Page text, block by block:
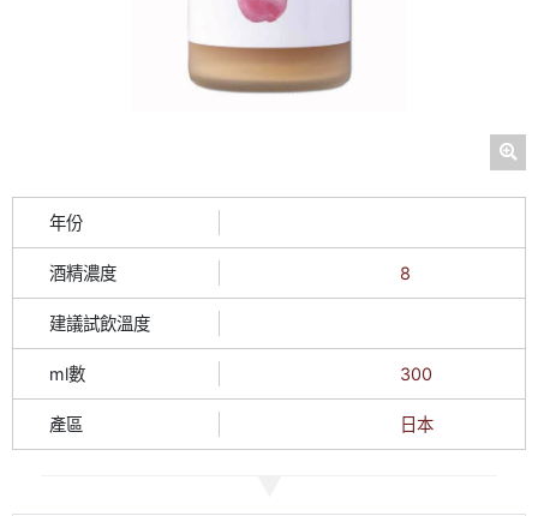
年份
酒精濃度 8
建議試飲溫度
ml數 300
產區 日本